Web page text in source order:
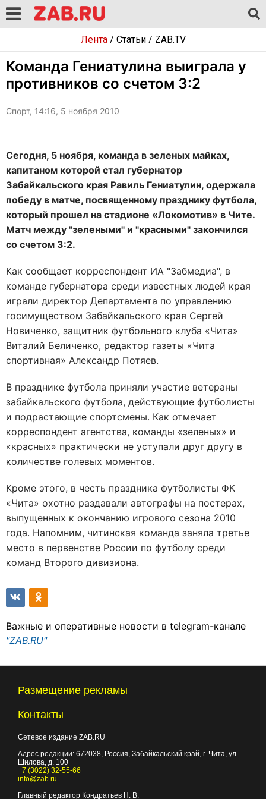
Лента/ Статьи/ ZAB.TV
Команда Гениатулина выиграла у
противников со счетом 3:2
Спорт, 14:16, 5 ноября 2010
Сегодня, 5 ноября, команда в зеленых майках,
капитаном которой стал губернатор
Забайкальского края Равиль Гениатулин, одержала
победу в матче, посвященному празднику футбола,
который прошел на стадионе «Локомотив» в Чите.
Матч между "зелеными" и "красными" закончился
со счетом 3:2.
Как сообщает корреспондент ИА "Забмедиа", в
команде губернатора среди известных людей края
играли директор Департамента по управлению
госимуществом Забайкальского края Сергей
Новиченко, защитник футбольного клуба «Чита»
Виталий Беличенко, редактор газеты «Чита
спортивная» Александр Потяев.
В празднике футбола приняли участие ветераны
забайкальского футбола, действующие футболисты
и подрастающие спортсмены. Как отмечает
корреспондент агентства, команды «зеленых» и
«красных» практически не уступали друг другу в
количестве голевых моментов.
Кроме этого, в честь праздника футболисты ФК
«Чита» охотно раздавали автографы на постерах,
выпущенных к окончанию игрового сезона 2010
года. Напомним, читинская команда заняла третье
место в первенстве России по футболу среди
команд Второго дивизиона.
Важные и оперативные новости в telegram-канале
"ZAB.RU"
Размещение рекламы
Контакты
Сетевое издание ZAB.RU
Адрес редакции: 672038, Россия, Забайкальский край, г. Чита, ул.
Шилова, д. 100
+7 (3022) 32-55-66
info@zab.ru
Главный редактор Кондратьев Н. В.